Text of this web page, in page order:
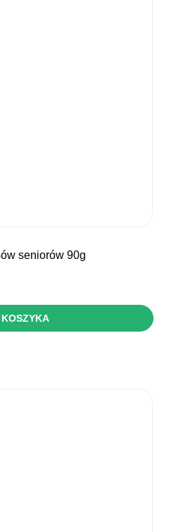
seniorów 90g
KOSZYKA